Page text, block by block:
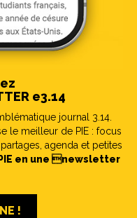
e3.14
journal 3.14.
le meilleur de PIE : focus
agenda et petites
en une newsletter
!